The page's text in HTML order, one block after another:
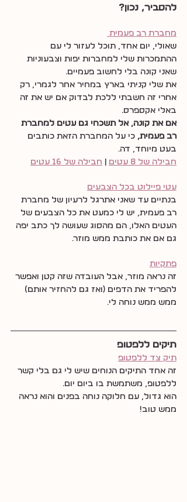
להסביר, נכון?
מחברת רב פעמית
שאולי, יום אחד, תוכל לעזור לי עם
ההתמכרות שלי למחברות יפות וצבעוניות
שאני קונה בלי לחשוב פעמיים.
את שלי קניתי בארץ במחיר אחר לגמרי, רק
אחרי זה חשבתי ללכת לבדוק אם יש את זה
באלי אקספרס.
אם את קונה, אל תשכחי גם עטים למחברת
רב פעמית, כי על המחברת הזאת כותבים
בעט מיוחד, דה.
חבילה של 8 עטים
חבילה של 16 עטים
עטי פיילוט בכל הצבעים
בנתיים עד שאני אתרגל לרעיון של מחברת
רב פעמית, יש לי כמעט את כל הצבעים של
העטים האלו, הם מהסוג שעושה לך כתב יפה
גם אם את כותבת ממש מוזר.
פתקיות
זה נראה מוזר, אבל העובדה שזה קטן ואפשר
להפריד את הדפים (ואז גם להחזיר אותם)
ממש ממש נוחה לי.
תיקים ללפטופ
תיק צד ללפטופ
זה אחד התיקים הנוחים שיש לי גם בלי קשר
ללפטופ, משתמשת בו ביום יום.
הוא גדול, עם חלוקה נוחה בפנים והוא נראה
ממש טוב!